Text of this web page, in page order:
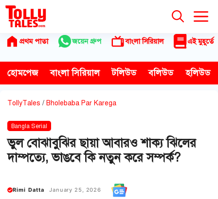
Skip
content
প্রথম পাতা জয়েন গ্রুপ বাংলা সিরিয়াল এই মুহূর্তে
হোমপেজ বাংলা সিরিয়াল টলিউড বলিউড হলিউড
TollyTales / Bholebaba Par Karega
Bangla Serial
ভুল বোঝাবুঝির ছায়া আবারও শাক্য ঝিলের
দাম্পত্যে, ভাঙবে কি নতুন করে সম্পর্ক?
Rimi Datta January 25, 2026